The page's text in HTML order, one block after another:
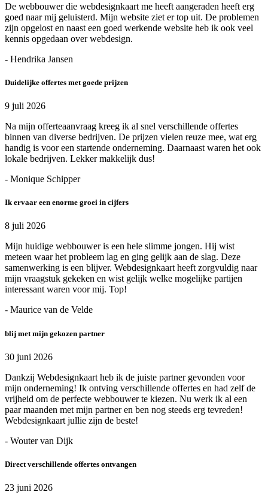
De webbouwer die webdesignkaart me heeft aangeraden heeft erg
goed naar mij geluisterd. Mijn website ziet er top uit. De problemen
zijn opgelost en naast een goed werkende website heb ik ook veel
kennis opgedaan over webdesign.
- Hendrika Jansen
Duidelijke offertes met goede prijzen
9 juli 2026
Na mijn offerteaanvraag kreeg ik al snel verschillende offertes
binnen van diverse bedrijven. De prijzen vielen reuze mee, wat erg
handig is voor een startende onderneming. Daarnaast waren het ook
lokale bedrijven. Lekker makkelijk dus!
- Monique Schipper
Ik ervaar een enorme groei in cijfers
8 juli 2026
Mijn huidige webbouwer is een hele slimme jongen. Hij wist
meteen waar het probleem lag en ging gelijk aan de slag. Deze
samenwerking is een blijver. Webdesignkaart heeft zorgvuldig naar
mijn vraagstuk gekeken en wist gelijk welke mogelijke partijen
interessant waren voor mij. Top!
- Maurice van de Velde
blij met mijn gekozen partner
30 juni 2026
Dankzij Webdesignkaart heb ik de juiste partner gevonden voor
mijn onderneming! Ik ontving verschillende offertes en had zelf de
vrijheid om de perfecte webbouwer te kiezen. Nu werk ik al een
paar maanden met mijn partner en ben nog steeds erg tevreden!
Webdesignkaart jullie zijn de beste!
- Wouter van Dijk
Direct verschillende offertes ontvangen
23 juni 2026